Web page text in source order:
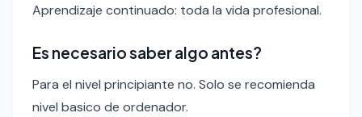
Aprendizaje continuado: toda la vida profesional.
Es necesario saber algo antes?
Para el nivel principiante no. Solo se recomienda
nivel basico de ordenador.